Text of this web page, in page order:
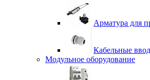
Арматура для
Кабельные
Модульное оборудование